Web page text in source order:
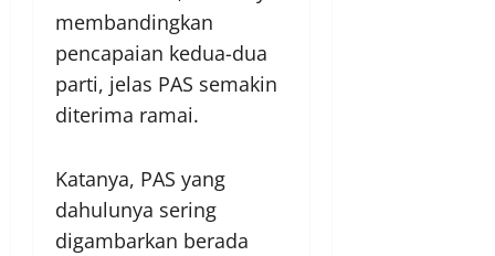
membandingkan
pencapaian kedua-dua
parti, jelas PAS semakin
diterima ramai.
Katanya, PAS yang
dahulunya sering
digambarkan berada